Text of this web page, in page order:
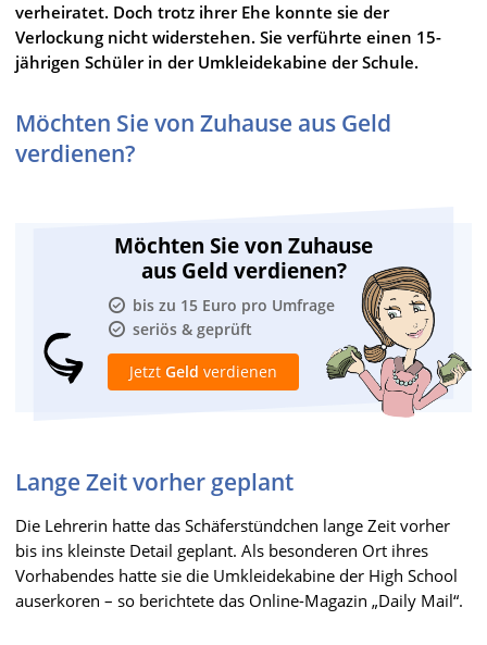
verheiratet. Doch trotz ihrer Ehe konnte sie der
Verlockung nicht widerstehen. Sie verführte einen 15-
jährigen Schüler in der Umkleidekabine der Schule.
Möchten Sie von Zuhause aus Geld
verdienen?
Möchten Sie von Zuhause
aus Geld verdienen?
bis zu 15 Euro pro Umfrage
seriös & geprüft
Jetzt Geld verdienen
Lange Zeit vorher geplant
Die Lehrerin hatte das Schäferstündchen lange Zeit vorher
bis ins kleinste Detail geplant. Als besonderen Ort ihres
Vorhabendes hatte sie die Umkleidekabine der High School
auserkoren – so berichtete das Online-Magazin „Daily Mail“.